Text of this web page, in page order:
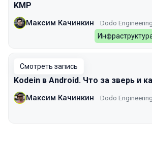
KMP
Максим Качинкин Dodo Engineering
Смотреть запись
Kodein в Android. Что за зверь и
Максим Качинкин Dodo Engineering